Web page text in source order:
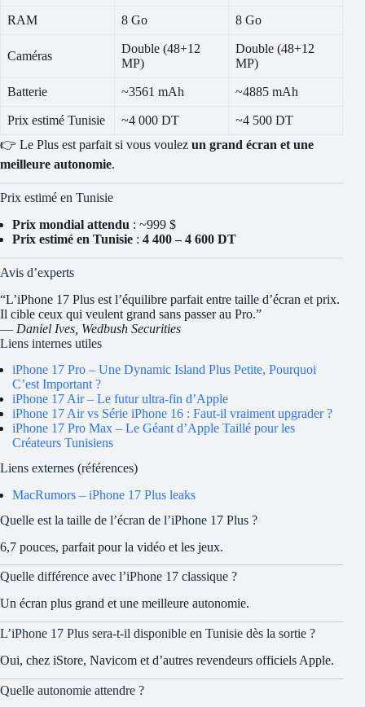
RAM 8 Go 8 Go
Caméras
Double (48+12
MP)
Double (48+12
MP)
Batterie ~3561 mAh ~4885 mAh
Prix estimé Tunisie ~4 000 DT
~4 500 DT
👉 Le Plus est parfait si vous voulez un grand écran et une
meilleure autonomie.
Prix estimé en Tunisie
Prix mondial attendu : ~999 $
Prix estimé en Tunisie : 4 400 – 4 600 DT
Avis d’experts
“L’iPhone 17 Plus est l’équilibre parfait entre taille d’écran et prix.
Il cible ceux qui veulent grand sans passer au Pro.”
— Daniel Ives, Wedbush Securities
Liens internes utiles
iPhone 17 Pro – Une Dynamic Island Plus Petite, Pourquoi
C’est Important ?
iPhone 17 Air – Le futur ultra-fin d’Apple
iPhone 17 Air vs Série iPhone 16 : Faut-il vraiment upgrader ?
iPhone 17 Pro Max – Le Géant d’Apple Taillé pour les
Créateurs Tunisiens
Liens externes (références)
MacRumors – iPhone 17 Plus leaks
Quelle est la taille de l’écran de l’iPhone 17 Plus ?
6,7 pouces, parfait pour la vidéo et les jeux.
Quelle différence avec l’iPhone 17 classique ?
Un écran plus grand et une meilleure autonomie.
L’iPhone 17 Plus sera-t-il disponible en Tunisie dès la sortie ?
Oui, chez iStore, Navicom et d’autres revendeurs officiels Apple.
Quelle autonomie attendre ?